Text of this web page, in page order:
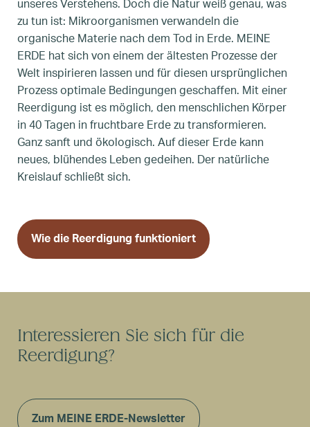
unseres Verstehens. Doch die Natur weiß genau, was
zu tun ist: Mikroorganismen verwandeln die
organische Materie nach dem Tod in Erde. MEINE
ERDE hat sich von einem der ältesten Prozesse der
Welt inspirieren lassen und für diesen ursprünglichen
Prozess optimale Bedingungen geschaffen. Mit einer
Reerdigung ist es möglich, den menschlichen Körper
in 40 Tagen in fruchtbare Erde zu transformieren.
Ganz sanft und ökologisch. Auf dieser Erde kann
neues, blühendes Leben gedeihen. Der natürliche
Kreislauf schließt sich.
Wie die Reerdigung funktioniert
Interessieren Sie sich für die
Reerdigung?
Zum MEINE ERDE-Newsletter